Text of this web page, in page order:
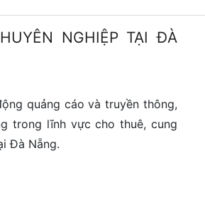
NGHIỆP TẠI ĐÀ
quảng cáo và truyền thông,
trong lĩnh vực cho thuê, cung
Đà Nẵng.